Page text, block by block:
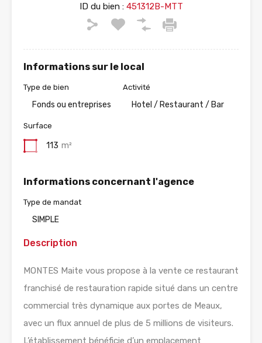
ID du bien :451312B-MTT
Informations sur le local
Type de bien
Fonds ou entreprises
Activité
Hotel / Restaurant / Bar
Surface
113 m²
Informations concernant l'agence
Type de mandat
SIMPLE
Description
MONTES Maite vous propose à la vente ce restaurant
franchisé de restauration rapide situé dans un centre
commercial très dynamique aux portes de Meaux,
avec un flux annuel de plus de 5 millions de visiteurs.
L’établissement bénéficie d’un emplacement